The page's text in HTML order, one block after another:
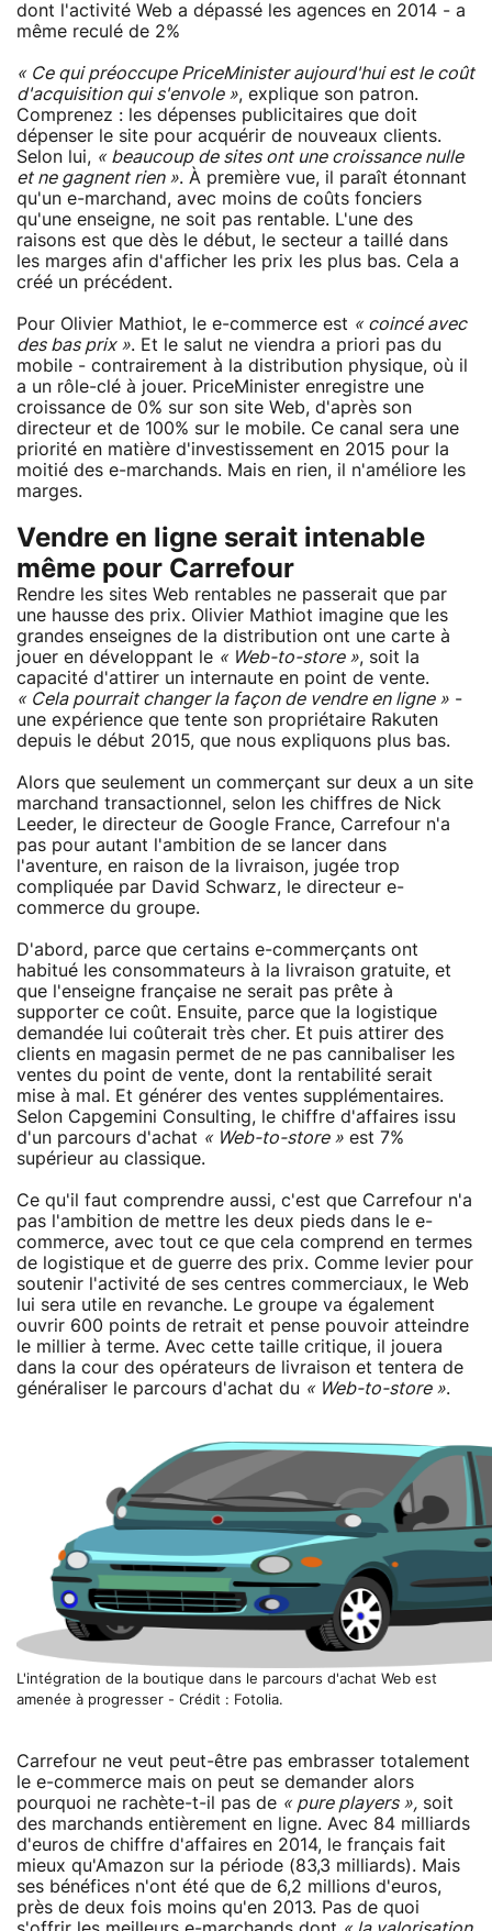
dont l'activité Web a dépassé les agences en 2014 - a
même reculé de 2%
« Ce qui préoccupe PriceMinister aujourd'hui est le coût
d'acquisition qui s'envole », explique son patron.
Comprenez : les dépenses publicitaires que doit
dépenser le site pour acquérir de nouveaux clients.
Selon lui, « beaucoup de sites ont une croissance nulle
et ne gagnent rien ». À première vue, il paraît étonnant
qu'un e-marchand, avec moins de coûts fonciers
qu'une enseigne, ne soit pas rentable. L'une des
raisons est que dès le début, le secteur a taillé dans
les marges afin d'afficher les prix les plus bas. Cela a
créé un précédent.
Pour Olivier Mathiot, le e-commerce est « coincé avec
des bas prix ». Et le salut ne viendra a priori pas du
mobile - contrairement à la distribution physique, où il
a un rôle-clé à jouer. PriceMinister enregistre une
croissance de 0% sur son site Web, d'après son
directeur et de 100% sur le mobile. Ce canal sera une
priorité en matière d'investissement en 2015 pour la
moitié des e-marchands. Mais en rien, il n'améliore les
marges.
Vendre en ligne serait intenable
même pour Carrefour
Rendre les sites Web rentables ne passerait que par
une hausse des prix. Olivier Mathiot imagine que les
grandes enseignes de la distribution ont une carte à
jouer en développant le « Web-to-store », soit la
capacité d'attirer un internaute en point de vente.
« Cela pourrait changer la façon de vendre en ligne » -
une expérience que tente son propriétaire Rakuten
depuis le début 2015, que nous expliquons plus bas.
Alors que seulement un commerçant sur deux a un site
marchand transactionnel, selon les chiffres de Nick
Leeder, le directeur de Google France, Carrefour n'a
pas pour autant l'ambition de se lancer dans
l'aventure, en raison de la livraison, jugée trop
compliquée par David Schwarz, le directeur e-
commerce du groupe.
D'abord, parce que certains e-commerçants ont
habitué les consommateurs à la livraison gratuite, et
que l'enseigne française ne serait pas prête à
supporter ce coût. Ensuite, parce que la logistique
demandée lui coûterait très cher. Et puis attirer des
clients en magasin permet de ne pas cannibaliser les
ventes du point de vente, dont la rentabilité serait
mise à mal. Et générer des ventes supplémentaires.
Selon Capgemini Consulting, le chiffre d'affaires issu
d'un parcours d'achat « Web-to-store » est 7%
supérieur au classique.
Ce qu'il faut comprendre aussi, c'est que Carrefour n'a
pas l'ambition de mettre les deux pieds dans le e-
commerce, avec tout ce que cela comprend en termes
de logistique et de guerre des prix. Comme levier pour
soutenir l'activité de ses centres commerciaux, le Web
lui sera utile en revanche. Le groupe va également
ouvrir 600 points de retrait et pense pouvoir atteindre
le millier à terme. Avec cette taille critique, il jouera
dans la cour des opérateurs de livraison et tentera de
généraliser le parcours d'achat du « Web-to-store ».
L'intégration de la boutique dans le parcours d'achat Web est
amenée à progresser - Crédit : Fotolia.
Carrefour ne veut peut-être pas embrasser totalement
le e-commerce mais on peut se demander alors
pourquoi ne rachète-t-il pas de « pure players », soit
des marchands entièrement en ligne. Avec 84 milliards
d'euros de chiffre d'affaires en 2014, le français fait
mieux qu'Amazon sur la période (83,3 milliards). Mais
ses bénéfices n'ont été que de 6,2 millions d'euros,
près de deux fois moins qu'en 2013. Pas de quoi